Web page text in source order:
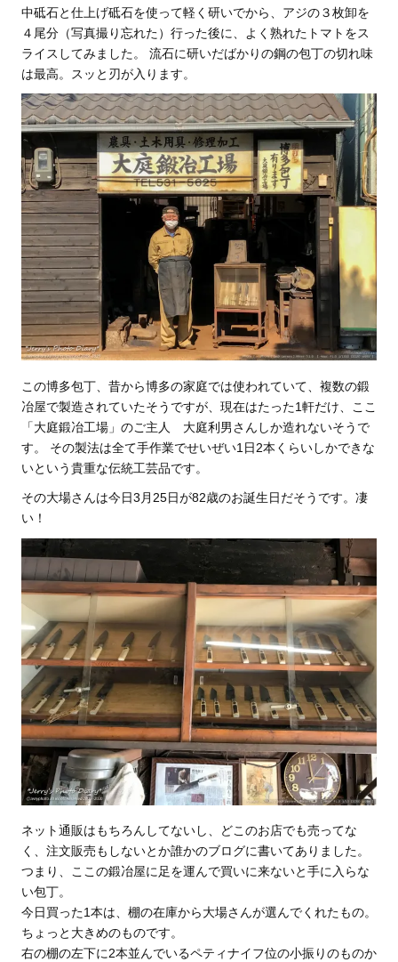
中砥石と仕上げ砥石を使って軽く研いでから、アジの３枚卸を
４尾分（写真撮り忘れた）行った後に、よく熟れたトマトをス
ライスしてみました。 流石に研いだばかりの鋼の包丁の切れ味
は最高。スッと刃が入ります。
この博多包丁、昔から博多の家庭では使われていて、複数の鍛
冶屋で製造されていたそうですが、現在はたった1軒だけ、ここ
「大庭鍛冶工場」のご主人 大庭利男さんしか造れないそうで
す。 その製法は全て手作業でせいぜい1日2本くらいしかできな
いという貴重な伝統工芸品です。
その大場さんは今日3月25日が82歳のお誕生日だそうです。凄
い！
ネット通販はもちろんしてないし、どこのお店でも売ってな
く、注文販売もしないとか誰かのブログに書いてありました。
つまり、ここの鍛冶屋に足を運んで買いに来ないと手に入らな
い包丁。
今日買った1本は、棚の在庫から大場さんが選んでくれたもの。
ちょっと大きめのものです。
右の棚の左下に2本並んでいるペティナイフ位の小振りのものか